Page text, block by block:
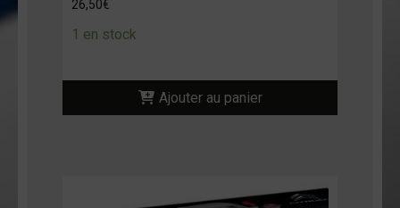
26,50€
1 en stock
Ajouter au panier